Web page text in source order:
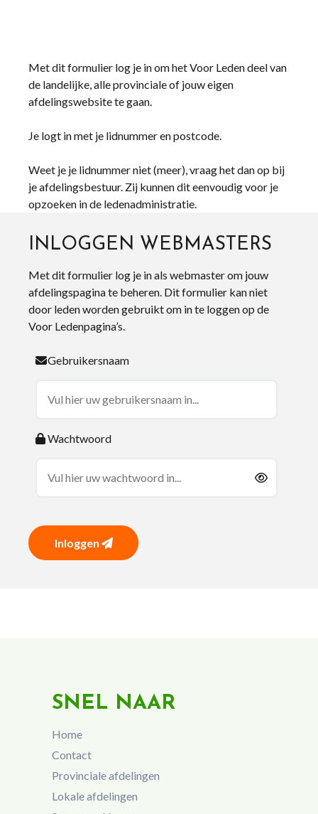
Met dit formulier log je in om het Voor Leden deel van
de landelijke, alle provinciale of jouw eigen
afdelingswebsite te gaan.
Je logt in met je lidnummer en postcode.
Weet je je lidnummer niet (meer), vraag het dan op bij
je afdelingsbestuur. Zij kunnen dit eenvoudig voor je
opzoeken in de ledenadministratie.
INLOGGEN WEBMASTERS
Met dit formulier log je in als webmaster om jouw
afdelingspagina te beheren. Dit formulier kan niet
door leden worden gebruikt om in te loggen op de
Voor Ledenpagina’s.
Gebruikersnaam
Wachtwoord
Inloggen
SNEL NAAR
Home
Contact
Provinciale afdelingen
Lokale afdelingen